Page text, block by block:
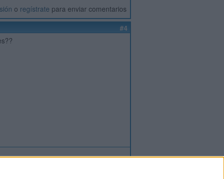
o regístrate para enviar comentarios
#4
oregístratepara enviar comentarios